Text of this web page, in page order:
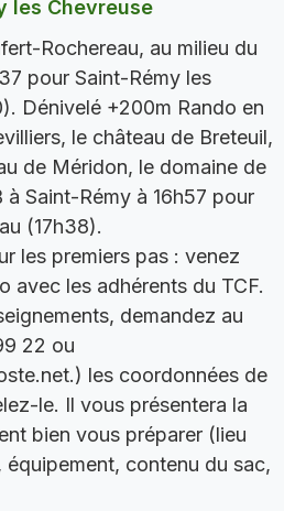
les Chevreuse
Rochereau, au milieu du
pour Saint-Rémy les
Dénivelé +200m Rando en
le château de Breteuil,
de Méridon, le domaine de
à Saint-Rémy à 16h57 pour
(17h38).
les premiers pas : venez
avec les adhérents du TCF.
demandez au
22 ou
les coordonnées de
le. Il vous présentera la
bien vous préparer (lieu
équipement, contenu du sac,